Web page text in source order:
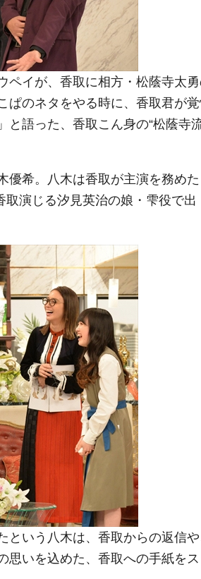
イが、香取に相方・松蔭寺太
ぱのネタをやる時に、香取君が
と語った、香取こん身の“松蔭寺
希。八木は香取が主演を務めた
取演じる汐見英治の娘・雫役で出
いう八木は、香取からの返信
思いを込めた、香取への手紙を